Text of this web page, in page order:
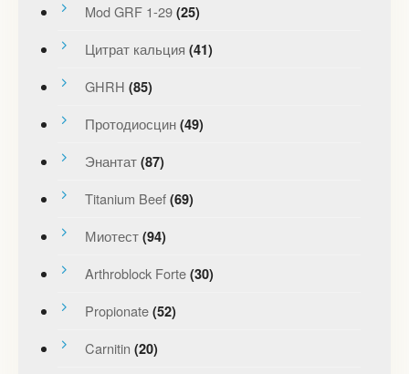
Mod GRF 1-29 (25)
Цитрат кальция (41)
GHRH (85)
Протодиосцин (49)
Энантат (87)
Titanium Beef (69)
Миотест (94)
Arthroblock Forte (30)
Propionate (52)
Carnitin (20)